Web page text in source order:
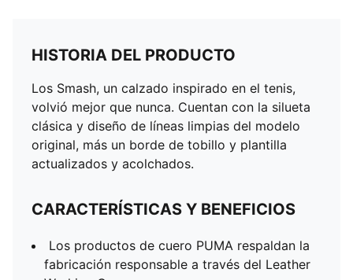
HISTORIA DEL PRODUCTO
Los Smash, un calzado inspirado en el tenis,
volvió mejor que nunca. Cuentan con la silueta
clásica y diseño de líneas limpias del modelo
original, más un borde de tobillo y plantilla
actualizados y acolchados.
CARACTERÍSTICAS Y BENEFICIOS
Los productos de cuero PUMA respaldan la
fabricación responsable a través del Leather